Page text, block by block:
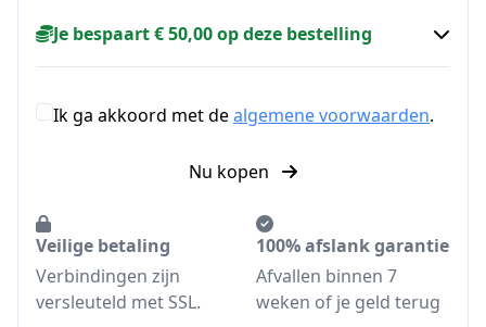
Je bespaart € 50,00 op deze bestelling
Ik ga akkoord met dealgemene voorwaarden.
Nu kopen
Veilige betaling
Verbindingen zijn
versleuteld met SSL.
100% afslank garantie
Afvallen binnen 7
weken of je geld terug